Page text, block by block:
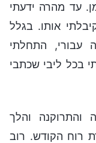
עד מהרה ידעתי
אותו. בגלל
התחלתי
בכל ליבי שכתבי
והתרוקנה והלך
רוח הקודש. רוב